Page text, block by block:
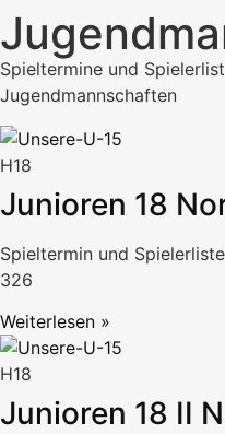
Spieltermine und
Jugendmannschaften
H18
Junioren 18
Spieltermin und
326
Weiterlesen »
H18
Junioren 18 II